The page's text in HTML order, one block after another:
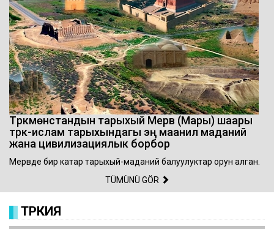
Түркмөнстандын тарыхый Мерв (Мары) шаары
түрк-ислам тарыхындагы эң маанилүү маданий
жана цивилизациялык борбор
Мервде бир катар тарыхый-маданий балуулуктар орун алган.
TÜMÜNÜ GÖR
ТҮРКИЯ